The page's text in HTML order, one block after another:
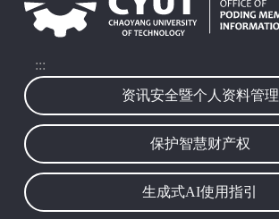
:::
资讯安全暨个人资料管理
保护智慧财产权
生成式AI使用指引